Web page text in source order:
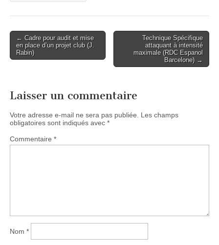
Post
navigation
← Cadre pour audit et mise
en place d’un projet club (J.
Rabin)
Technique Spécifique
attaquant à intensité
maximale (RDC Espanol
Barcelone) →
Laisser un commentaire
Votre adresse e-mail ne sera pas publiée.
Les champs
obligatoires sont indiqués avec *
Commentaire *
Nom *